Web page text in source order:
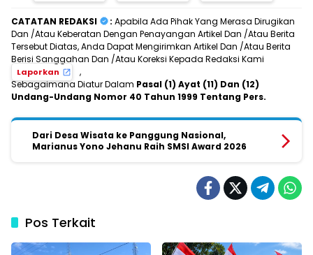
CATATAN REDAKSI : Apabila Ada Pihak Yang Merasa Dirugikan
Dan /Atau Keberatan Dengan Penayangan Artikel Dan /Atau Berita
Tersebut Diatas, Anda Dapat Mengirimkan Artikel Dan /Atau Berita
Berisi Sanggahan Dan /Atau Koreksi Kepada Redaksi Kami
Laporkan
,
Sebagaimana Diatur Dalam Pasal (1) Ayat (11) Dan (12)
Undang-Undang Nomor 40 Tahun 1999 Tentang Pers.
Dari Desa Wisata ke Panggung Nasional,
Marianus Yono Jehanu Raih SMSI Award 2026
Pos Terkait